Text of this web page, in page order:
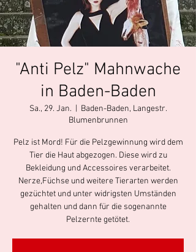
"Anti Pelz" Mahnwache
in Baden-Baden
Sa., 29. Jan.
Baden-Baden, Langestr.
Blumenbrunnen
Pelz ist Mord! Für die Pelzgewinnung wird dem
Tier die Haut abgezogen. Diese wird zu
Bekleidung und Accessoires verarbeitet.
Nerze,Füchse und weitere Tierarten werden
gezüchtet und unter widrigsten Umständen
gehalten und dann für die sogenannte
Pelzernte getötet.